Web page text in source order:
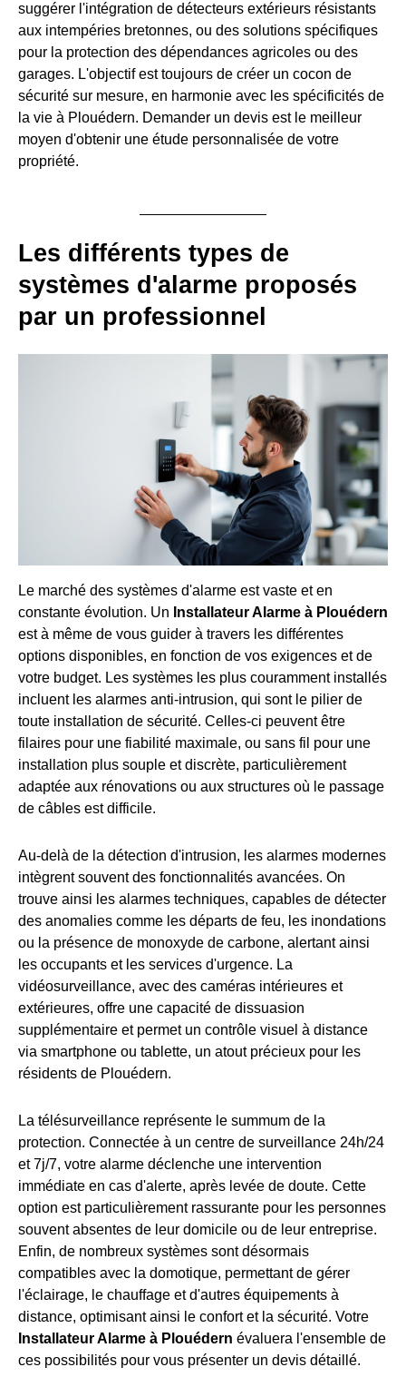
suggérer l'intégration de détecteurs extérieurs résistants
aux intempéries bretonnes, ou des solutions spécifiques
pour la protection des dépendances agricoles ou des
garages. L'objectif est toujours de créer un cocon de
sécurité sur mesure, en harmonie avec les spécificités de
la vie à Plouédern. Demander un devis est le meilleur
moyen d'obtenir une étude personnalisée de votre
propriété.
Les différents types de
systèmes d'alarme proposés
par un professionnel
Le marché des systèmes d'alarme est vaste et en
constante évolution. Un Installateur Alarme à Plouédern
est à même de vous guider à travers les différentes
options disponibles, en fonction de vos exigences et de
votre budget. Les systèmes les plus couramment installés
incluent les alarmes anti-intrusion, qui sont le pilier de
toute installation de sécurité. Celles-ci peuvent être
filaires pour une fiabilité maximale, ou sans fil pour une
installation plus souple et discrète, particulièrement
adaptée aux rénovations ou aux structures où le passage
de câbles est difficile.
Au-delà de la détection d'intrusion, les alarmes modernes
intègrent souvent des fonctionnalités avancées. On
trouve ainsi les alarmes techniques, capables de détecter
des anomalies comme les départs de feu, les inondations
ou la présence de monoxyde de carbone, alertant ainsi
les occupants et les services d'urgence. La
vidéosurveillance, avec des caméras intérieures et
extérieures, offre une capacité de dissuasion
supplémentaire et permet un contrôle visuel à distance
via smartphone ou tablette, un atout précieux pour les
résidents de Plouédern.
La télésurveillance représente le summum de la
protection. Connectée à un centre de surveillance 24h/24
et 7j/7, votre alarme déclenche une intervention
immédiate en cas d'alerte, après levée de doute. Cette
option est particulièrement rassurante pour les personnes
souvent absentes de leur domicile ou de leur entreprise.
Enfin, de nombreux systèmes sont désormais
compatibles avec la domotique, permettant de gérer
l'éclairage, le chauffage et d'autres équipements à
distance, optimisant ainsi le confort et la sécurité. Votre
Installateur Alarme à Plouédern évaluera l'ensemble de
ces possibilités pour vous présenter un devis détaillé.